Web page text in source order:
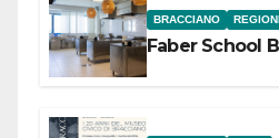
BRACCIANO
Faber School